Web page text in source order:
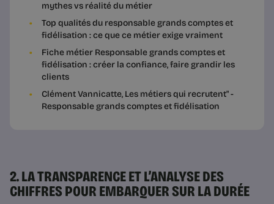
mythes vs réalité du métier
Top qualités du responsable grands comptes et
fidélisation : ce que ce métier exige vraiment
Fiche métier Responsable grands comptes et
fidélisation : créer la confiance, faire grandir les
clients
Clément Vannicatte, Les métiers qui recrutent" -
Responsable grands comptes et fidélisation
2. LA TRANSPARENCE ET L’ANALYSE DES
CHIFFRES POUR EMBARQUER SUR LA DURÉE